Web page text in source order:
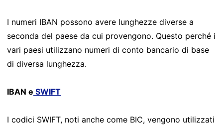
I numeri IBAN possono avere lunghezze diverse a
seconda del paese da cui provengono. Questo perché i
vari paesi utilizzano numeri di conto bancario di base
di diversa lunghezza.
IBAN e SWIFT
I codici SWIFT, noti anche come BIC, vengono utilizzati